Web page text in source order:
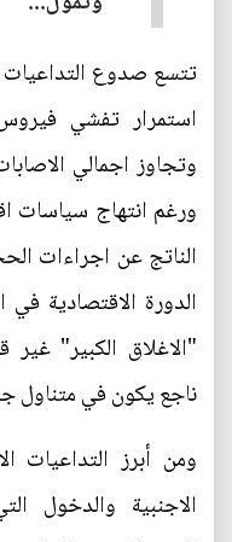
استمرار تفشي
ورغم انتهاج سياسات
الناتج عن اجراءات
الدورة الاقتصادية في
"الاغلاق الكبير" غير
ناجع يكون في متناول
ومن أبرز التداعيات
الاجنبية والدخول